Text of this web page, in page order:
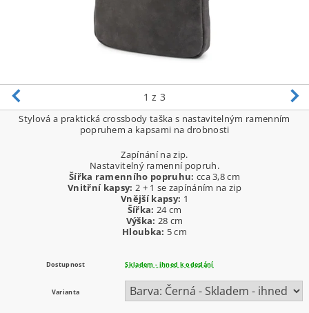
1 z 3
Stylová a praktická crossbody taška s nastavitelným ramenním
popruhem a kapsami na drobnosti
Zapínání na zip.
Nastavitelný ramenní popruh.
Šířka ramenního popruhu: cca 3,8 cm
Vnitřní kapsy: 2 + 1 se zapínáním na zip
Vnější kapsy: 1
Šířka: 24 cm
Výška: 28 cm
Hloubka: 5 cm
Dostupnost Skladem - ihned k odeslání
Varianta